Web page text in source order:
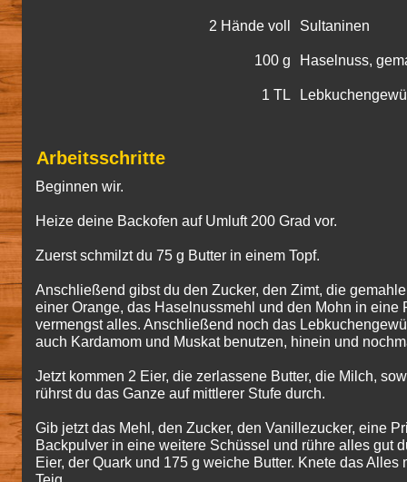
2 Hände voll
100 g
1 TL
Sultaninen
Haselnuss,
Arbeitsschritte
Beginnen wir.
Heize deine Backofen auf Umluft 200 Grad vor.
Zuerst schmilzt du 75 g Butter in einem Topf.
Anschließend gibst du den Zucker, den Zimt, die
einer Orange, das Haselnussmehl und den Mohn in eine
vermengst alles. Anschließend noch das
auch Kardamom und Muskat benutzen, hinein und
Jetzt kommen 2 Eier, die zerlassene Butter, die Milch,
rührst du das Ganze auf mittlerer Stufe durch.
Gib jetzt das Mehl, den Zucker, den Vanillezucker, eine
Backpulver in eine weitere Schüssel und rühre alles gut
Eier, der Quark und 175 g weiche Butter. Knete das Alles